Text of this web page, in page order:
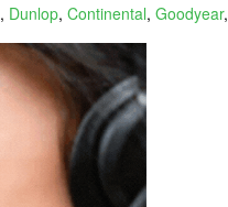
, Dunlop, Continental, Goodyear,